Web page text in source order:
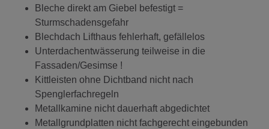
Bleche direkt am Giebel befestigt =
Sturmschadensgefahr
Blechdach Lifthaus fehlerhaft, gefällelos
Unterdachentwässerung teilweise in die
Fassaden/Gesimse !
Kittleisten ohne Dichtband nicht nach
Spenglerfachregeln
Metallkamine nicht dauerhaft abgedichtet
Metallgrundplatten nicht fachgerecht eingebunden